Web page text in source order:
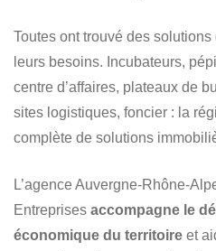
Toutes ont trouvé des
leurs besoins. Incubateurs,
centre d’affaires, plateaux de
sites logistiques, foncier : la
complète de solutions
L’agence Auvergne-Rhône-
Entreprises accompagne le
économique du territoire et